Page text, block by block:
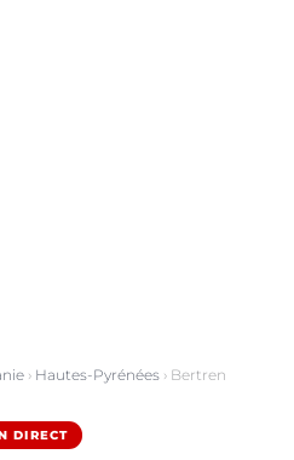
› Hautes-Pyrénées › Bertren
DIRECT